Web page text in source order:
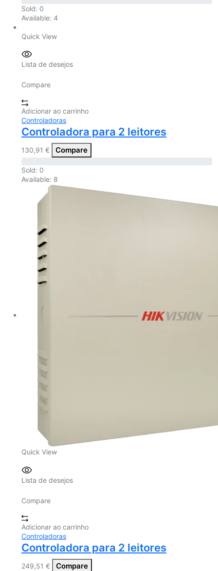
Sold: 0
Available: 4
Quick View
Lista de desejos
Compare
Adicionar ao carrinho
Controladoras
Controladora para 2 leitores
130,91 € Compare
Sold: 0
Available: 8
Quick View
Lista de desejos
Compare
Adicionar ao carrinho
Controladoras
Controladora para 2 leitores
249,51 € Compare